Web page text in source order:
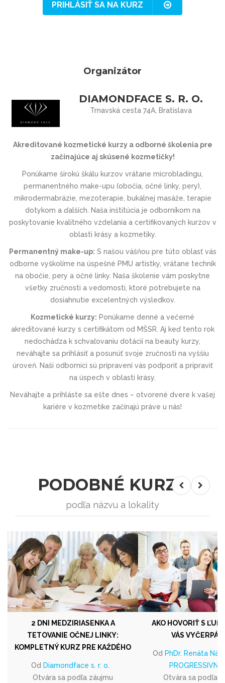
PRIHLÁSIŤ SA NA KURZ
Organizátor
DIAMONDFACE S. R. O.
Trnavská cesta 74A, Bratislava
Akreditované kozmetické kurzy a odborné školenia pre
začínajúce aj skúsené kozmetičky!
Ponúkame širokú škálu kurzov vrátane microbladingu,
permanentného make-upu (obočia, očné linky, pery),
mikrodermabrázie, mezoterapie, bukálnej masáže, terapie
dotykom a ďalších. Naša inštitúcia je odborníkom na
poskytovanie kvalitného vzdelania a certifikovaných kurzov v
oblasti krásy a kozmetiky.
Permanentný make-up: S našou vášňou pre túto oblasť vás
odborne vyškolíme na úspešné PMU artistky, vrátane techník
na obočie, pery a očné linky. Naša školenie vám poskytne
všetky zručnosti a vedomosti, ktoré potrebujete na
dosiahnutie excelentných výsledkov.
Kozmetické kurzy: Ponúkame denné a večerné
akreditované kurzy s certifikátom od MŠSR. Aj keď tento rok
nedochádza k schvaľovaniu dotácií na beauty kurzy,
neváhajte sa prihlásiť a posunúť svoje zručnosti na vyššiu
úroveň. Naši odborníci sú pripravení vás podporiť a pripraviť
na úspech v oblasti krásy.
Neváhajte a prihláste sa ešte dnes – otvorené dvere k vašej
kariére v kozmetike začínajú práve u nás!
PODOBNÉ KURZY
podľa názvu a lokality
2 DNI MEDZIRIASENKA A
TETOVANIE OČNEJ LINKY:
KOMPLETNÝ KURZ PRE KAŽDÉHO
Od Diamondface s. r. o.
Otvára sa podľa záujmu
AKO HOVORIŤ S
VÁS
Od PhDr. Renáta
Otvára sa podľa